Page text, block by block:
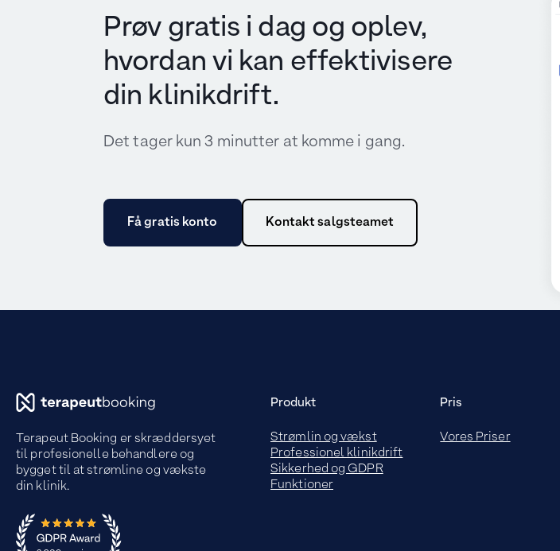
Prøv gratis i dag og oplev,
hvordan vi kan effektivisere
din klinikdrift.
Det tager kun 3 minutter at komme i gang.
Få gratis konto Kontakt salgsteamet
Terapeut Booking er skræddersyet
til profesionelle behandlere og
bygget til at strømline og vækste
din klinik.
Produkt
Strømlin og vækst
Professionel klinikdrift
Sikkerhed og GDPR
Funktioner
Pris
Vores Priser